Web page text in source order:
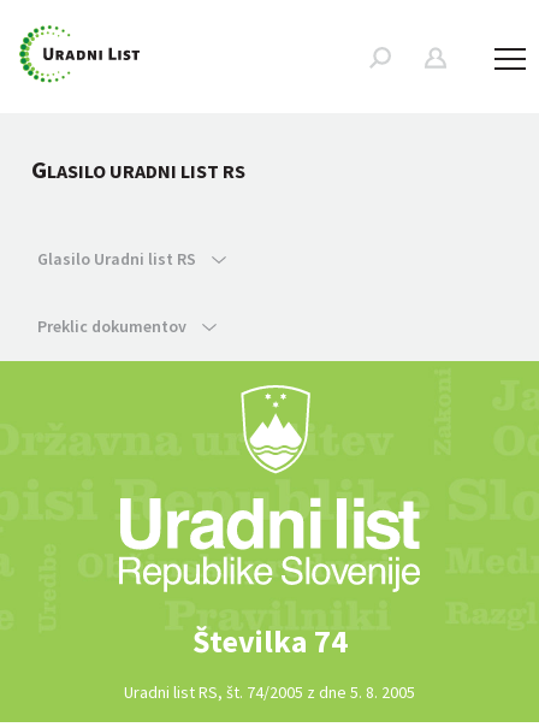
GLASILO URADNI LIST RS
Glasilo Uradni list RS
Preklic dokumentov
Številka 74
Uradni list RS, št. 74/2005 z dne 5. 8. 2005